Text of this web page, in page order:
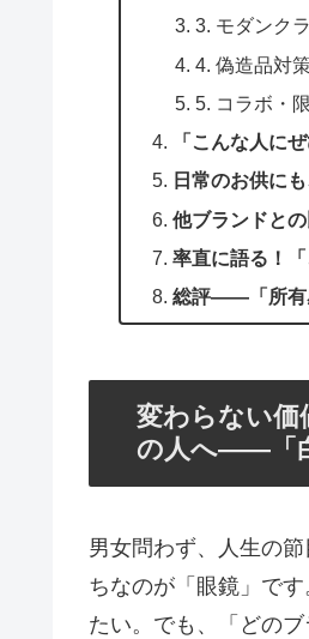
3. モダンク
4. 偽造品対
5. コラボ・
「こんな人に
日常のお供に
他ブランドと
率直に語る！
総評――「所有
変わらない価
の人へ――「
男女問わず、人生の
ちなのが「眼鏡」で
たい。でも、「どの